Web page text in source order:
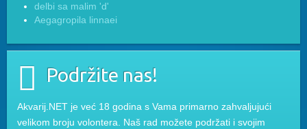
delbi sa malim 'd'
Aegagropila linnaei
Podržite nas!
Akvarij.NET je već 18 godina s Vama primarno zahvaljujući
velikom broju volontera. Naš rad možete podržati i svojim